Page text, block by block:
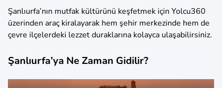
Şanlıurfa’nın mutfak kültürünü keşfetmek için Yolcu360
üzerinden araç kiralayarak hem şehir merkezinde hem de
çevre ilçelerdeki lezzet duraklarına kolayca ulaşabilirsiniz.
Şanlıurfa’ya Ne Zaman Gidilir?